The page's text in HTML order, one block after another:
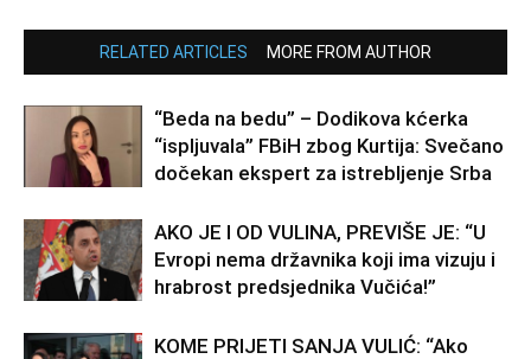
RELATED ARTICLES MORE FROM AUTHOR
“Beda na bedu” – Dodikova kćerka
“ispljuvala” FBiH zbog Kurtija: Svečano
dočekan ekspert za istrebljenje Srba
AKO JE I OD VULINA, PREVIŠE JE: “U
Evropi nema državnika koji ima vizuju i
hrabrost predsjednika Vučića!”
KOME PRIJETI SANJA VULIĆ: “Ako